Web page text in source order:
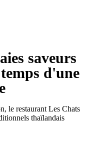
saveurs
d'une
le restaurant Les Chats
thaïlandais